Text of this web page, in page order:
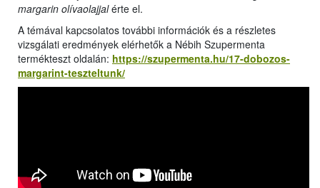
margarin olívaolajjalérte el.
A témával kapcsolatos további információk és a részletes
vizsgálati eredmények elérhetők a Nébih Szupermenta
termékteszt oldalán: https://szupermenta.hu/17-dobozos-
margarint-teszteltunk/